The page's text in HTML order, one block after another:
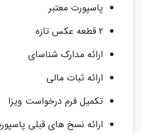
پاسپورت معتبر
2 قطعه عکس تازه
ارائه مدارک شناسای
ارائه ثبات مالی
تکمیل فرم درخواست ویزا
ارائه نسخ های قبلی